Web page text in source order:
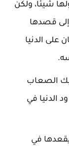
شيئاً، ولكن
إلى قصدها
على الدنيا
الصعاب
الدنيا في
في